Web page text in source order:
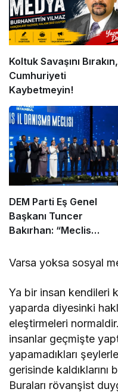
Koltuk Savaşını Bırakın,
Cumhuriyeti
Kaybetmeyin!
DEM Parti Eş Genel
Başkanı Tuncer
Bakırhan: “Meclis
yasa çıkarılmalıdır”
Varsa yoksa sosyal
Ya bir insan kendileri
yaparda diyesinki
eleştirmeleri
insanlar geçmişte
yapamadıkları
gerisinde
Buraları rövanşist